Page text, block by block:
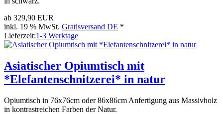
ab 329,90 EUR
inkl. 19 % MwSt. Gratisversand DE *
Lieferzeit:1-3 Werktage
Asiatischer Opiumtisch mit
*Elefantenschnitzerei* in natur
Opiumtisch in 76x76cm oder 86x86cm Anfertigung aus Massivholz
in kontrastreichen Farben der Natur.